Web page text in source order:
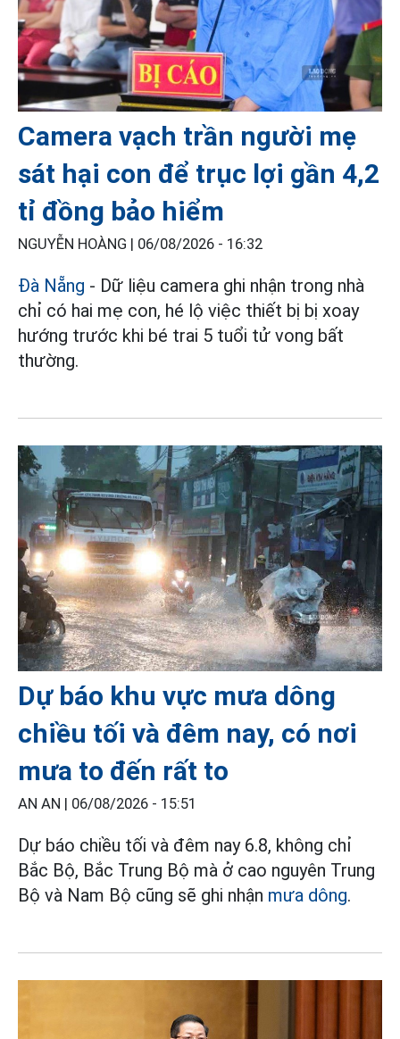
Camera vạch trần người mẹ
sát hại con để trục lợi gần 4,2
tỉ đồng bảo hiểm
NGUYỄN HOÀNG | 06/08/2026 - 16:32
Đà Nẵng - Dữ liệu camera ghi nhận trong nhà
chỉ có hai mẹ con, hé lộ việc thiết bị bị xoay
hướng trước khi bé trai 5 tuổi tử vong bất
thường.
Dự báo khu vực mưa dông
chiều tối và đêm nay, có nơi
mưa to đến rất to
AN AN | 06/08/2026 - 15:51
Dự báo chiều tối và đêm nay 6.8, không chỉ
Bắc Bộ, Bắc Trung Bộ mà ở cao nguyên Trung
Bộ và Nam Bộ cũng sẽ ghi nhận mưa dông.